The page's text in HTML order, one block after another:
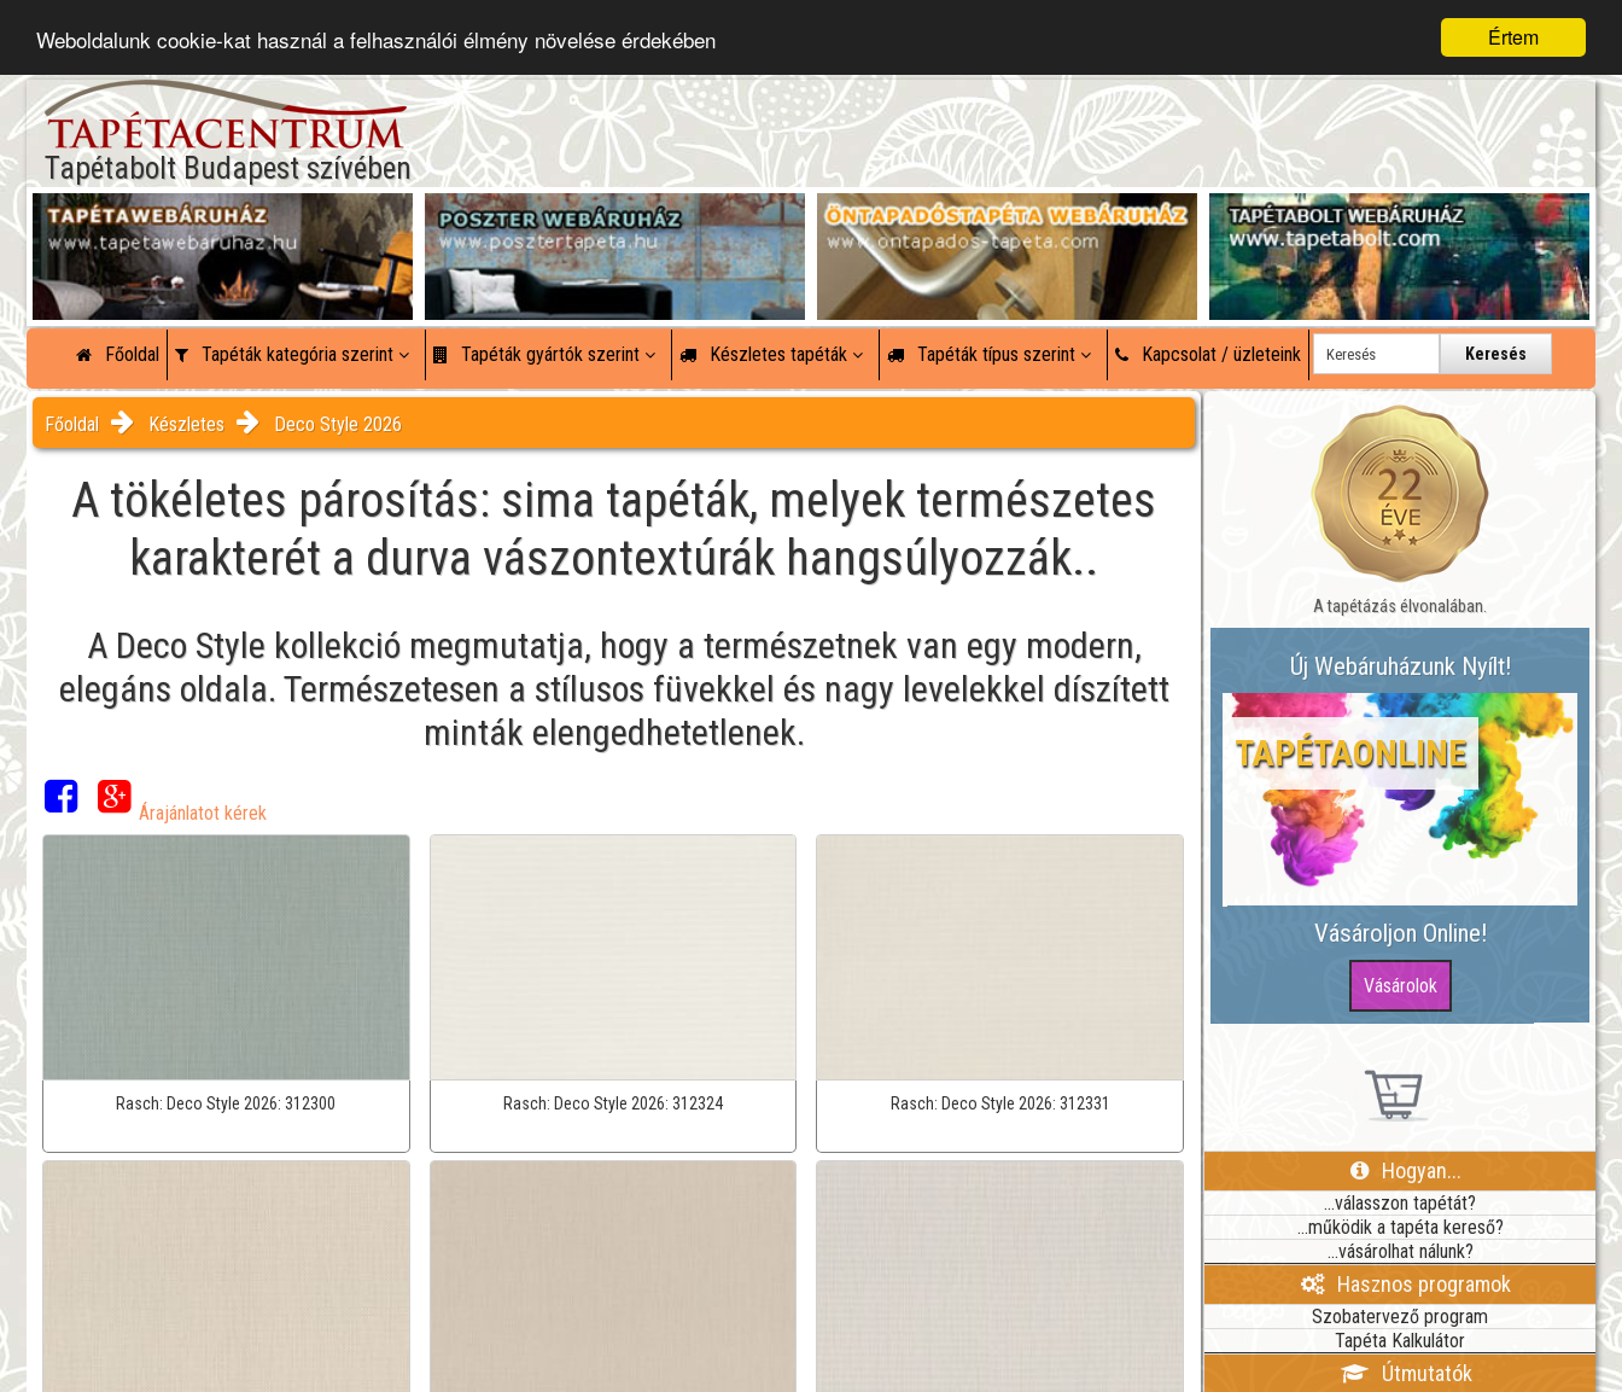
Értem
Weboldalunk cookie-kat használ a felhasználói élmény növelése érdekében
Tapétabolt Budapest szívében
Főoldal Tapéták kategória szerint Tapéták gyártók szerint Készletes tapéták Tapéták típus szerint Kapcsolat / üzleteink Keresés
Főoldal Készletes Deco Style 2026
A tökéletes párosítás: sima tapéták, melyek természetes
karakterét a durva vászontextúrák hangsúlyozzák..
A Deco Style kollekció megmutatja, hogy a természetnek van egy modern,
elegáns oldala. Természetesen a stílusos füvekkel és nagy levelekkel díszített
minták elengedhetetlenek.
Árajánlatot kérek
Rasch:Deco Style 2026:312300 Rasch: Deco Style 2026: 312324 Rasch: Deco Style 2026: 312331
A tapétázás élvonalában.
Új Webáruházunk Nyílt!
TAPÉTAONLINE
Vásároljon Online!
Hogyan...
...válasszon tapétát?
...működik a tapéta kereső?
...vásárolhat nálunk?
Hasznos programok
Szobatervező program
Tapéta Kalkulátor
Útmutatók